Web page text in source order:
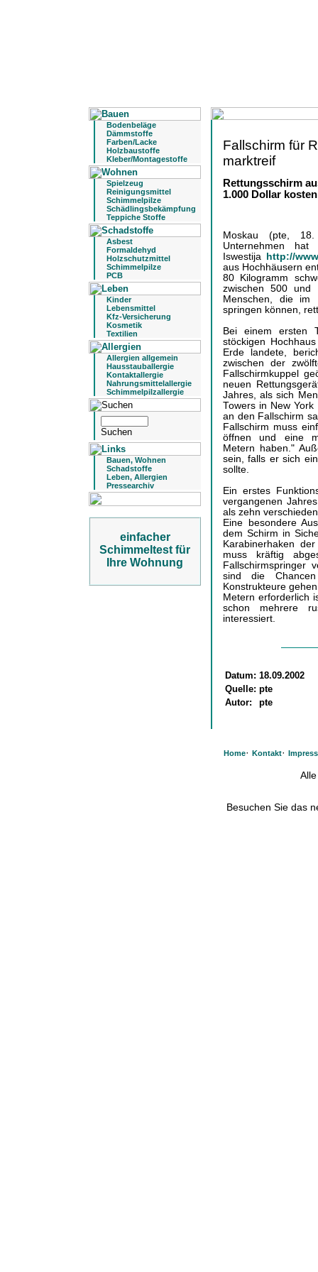
Bodenbeläge
Dämmstoffe
Farben/Lacke
Holzbaustoffe
Kleber/Montagestoffe
Spielzeug
Reinigungsmittel
Schimmelpilze
Schädlingsbekämpfung
Teppiche Stoffe
Asbest
Formaldehyd
Holzschutzmittel
Schimmelpilze
PCB
Kinder
Lebensmittel
Kfz-Versicherung
Kosmetik
Textilien
Allergien allgemein
Hausstauballergie
Kontaktallergie
Nahrungsmittelallergie
Schimmelpilzallergie
Bauen, Wohnen
Schadstoffe
Leben, Allergien
Pressearchiv
einfacher
Schimmeltest für
Ihre Wohnung
Fallschirm für
marktreif
Rettungsschirm
1.000 Dollar kosten
Moskau (pte,
Unternehmen
Iswestija http://
aus Hochhäusern
80 Kilogramm
zwischen 500 und
Menschen, die im
springen können,
Bei einem ersten
stöckigen
Erde landete,
zwischen der
Fallschirmkuppel
neuen
Jahres, als sich
Towers in New
an den Fallschirm
Fallschirm muss
öffnen und eine
Metern haben."
sein, falls er sich
sollte.
Ein erstes
vergangenen
als zehn
Eine besondere
dem Schirm in
Karabinerhaken
muss kräftig
Fallschirmspringer
sind die
Konstrukteure
Metern erforderlich
schon mehrere
interessiert.
Datum: 18.09.2002
Quelle: pte
Autor:
pte
Home· Kontakt·
Besuchen Sie das